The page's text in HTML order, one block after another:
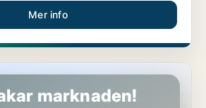
Mer info
marknaden!